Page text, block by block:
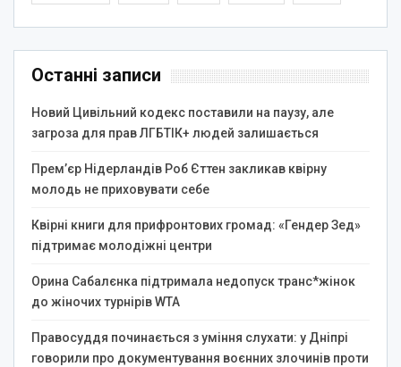
Останні записи
Новий Цивільний кодекс поставили на паузу, але
загроза для прав ЛГБТІК+ людей залишається
Прем’єр Нідерландів Роб Єттен закликав квірну
молодь не приховувати себе
Квірні книги для прифронтових громад: «Гендер Зед»
підтримає молодіжні центри
Орина Сабалєнка підтримала недопуск транс*жінок
до жіночих турнірів WTA
Правосуддя починається з уміння слухати: у Дніпрі
говорили про документування воєнних злочинів проти